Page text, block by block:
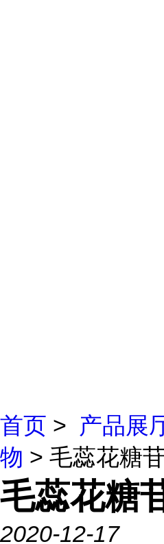
首页 > 产品展
物 > 毛蕊花糖
毛蕊花糖
2020-12-17